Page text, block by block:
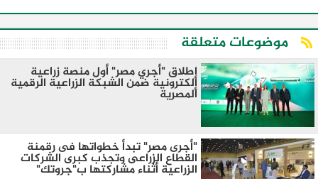
موضوعات متعلقة
إطلاق "أجري مصر" أول منصة زراعية
إلكترونية ضمن الشبكة الزراعية الرقمية
المصرية
"أجرى مصر" تبدأ خطواتها فى رقمنة
القطاع الزراعى وتجذب كبرى الشركات
الزراعية أثناء مشاركتها ب"جروتك"